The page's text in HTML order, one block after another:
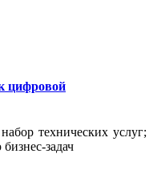
цифровой
технических услуг;
задач